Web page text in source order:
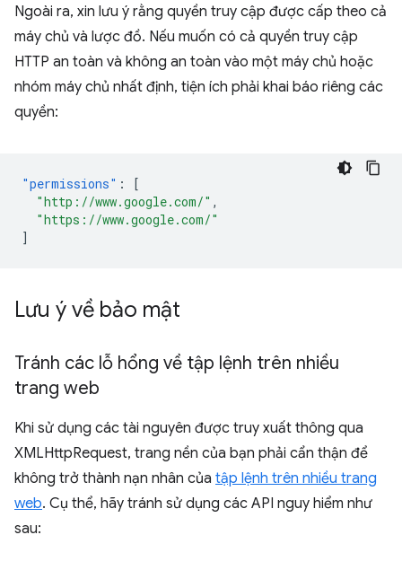
Ngoài ra, xin lưu ý rằng quyền truy cập được cấp theo cả
máy chủ và lược đồ. Nếu muốn có cả quyền truy cập
HTTP an toàn và không an toàn vào một máy chủ hoặc
nhóm máy chủ nhất định, tiện ích phải khai báo riêng các
quyền:
"permissions" :
[
"http://www.google.com/" ,
"https://www.google.com/"
]
Lưu ý về bảo mật
Tránh các lỗ hổng về tập lệnh trên nhiều
trang web
Khi sử dụng các tài nguyên được truy xuất thông qua
XMLHttpRequest, trang nền của bạn phải cẩn thận để
không trở thành nạn nhân của tập lệnh trên nhiều trang
web. Cụ thể, hãy tránh sử dụng các API nguy hiểm như
sau: